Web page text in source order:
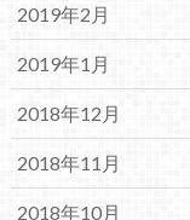
2019年2月
2019年1月
2018年12月
2018年11月
2018年10月